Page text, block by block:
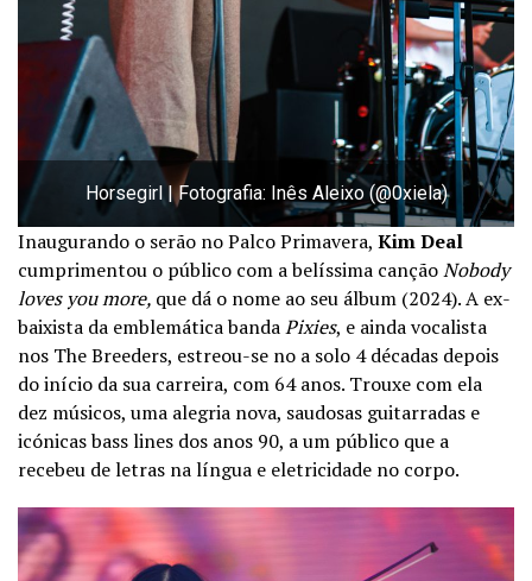
Horsegirl | Fotografia: Inês Aleixo (@0xiela)
Inaugurando o serão no Palco Primavera, Kim Deal
cumprimentou o público com a belíssima cançãoNobody
loves you more, que dá o nome ao seu álbum (2024). A ex-
baixista da emblemática bandaPixies, e ainda vocalista
nos The Breeders, estreou-se no a solo 4 décadas depois
do início da sua carreira, com 64 anos. Trouxe com ela
dez músicos, uma alegria nova, saudosas guitarradas e
icónicas bass lines dos anos 90, a um público que a
recebeu de letras na língua e eletricidade no corpo.